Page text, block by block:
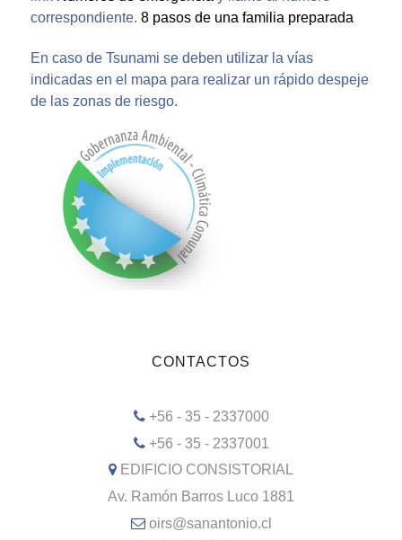
correspondiente. 8 pasos de una familia preparada
En caso de Tsunami se deben utilizar la vías
indicadas en el mapa para realizar un rápido despeje
de las zonas de riesgo.
CONTACTOS
+56 - 35 - 2337000
+56 - 35 - 2337001
EDIFICIO CONSISTORIAL
Av. Ramón Barros Luco 1881
oirs@sanantonio.cl